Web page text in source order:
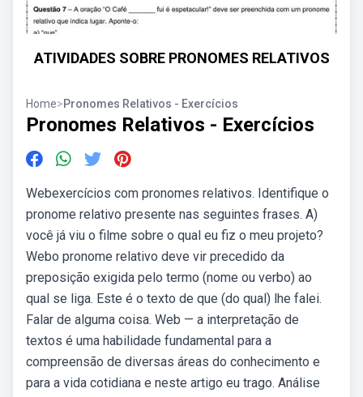
ATIVIDADES SOBRE PRONOMES RELATIVOS
Home>Pronomes Relativos - Exercícios
Pronomes Relativos - Exercícios
Webexercícios com pronomes relativos. Identifique o
pronome relativo presente nas seguintes frases. A)
você já viu o filme sobre o qual eu fiz o meu projeto?
Webo pronome relativo deve vir precedido da
preposição exigida pelo termo (nome ou verbo) ao
qual se liga. Este é o texto de que (do qual) lhe falei.
Falar de alguma coisa. Web — a interpretação de
textos é uma habilidade fundamental para a
compreensão de diversas áreas do conhecimento e
para a vida cotidiana e neste artigo eu trago. Análise